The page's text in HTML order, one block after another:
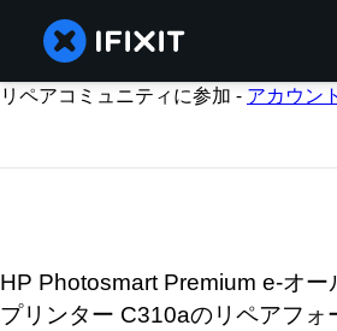
リペアコミュニティに参加 - アカウン
HP Photosmart Premium e-オー
プリンター C310aのリペアフォ